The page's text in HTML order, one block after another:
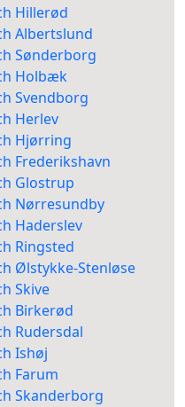
Hillerød
Albertslund
Sønderborg
Holbæk
Svendborg
Herlev
Hjørring
Frederikshavn
Glostrup
Nørresundby
Haderslev
Ringsted
Ølstykke-Stenløse
Skive
Birkerød
Rudersdal
Ishøj
Farum
Skanderborg